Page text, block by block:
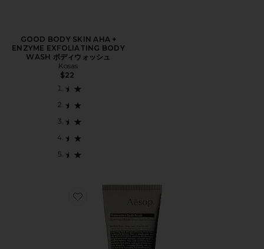
GOOD BODY SKIN AHA +
ENZYME EXFOLIATING BODY
WASH ボディウォッシュ
Kosas
$22
Favorite REDEMPTION ボディスクラブ